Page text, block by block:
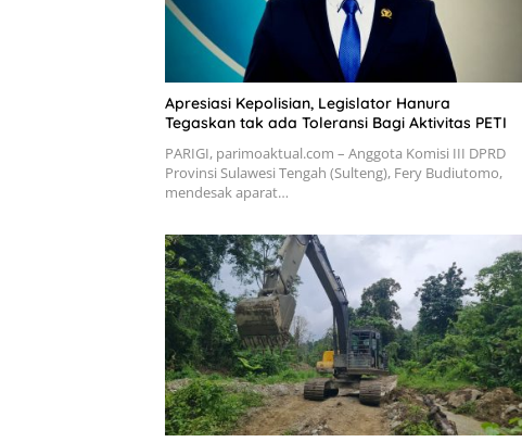
Apresiasi Kepolisian, Legislator Hanura
Tegaskan tak ada Toleransi Bagi Aktivitas PETI
PARIGI, parimoaktual.com – Anggota Komisi III DPRD
Provinsi Sulawesi Tengah (Sulteng), Fery Budiutomo,
mendesak aparat…